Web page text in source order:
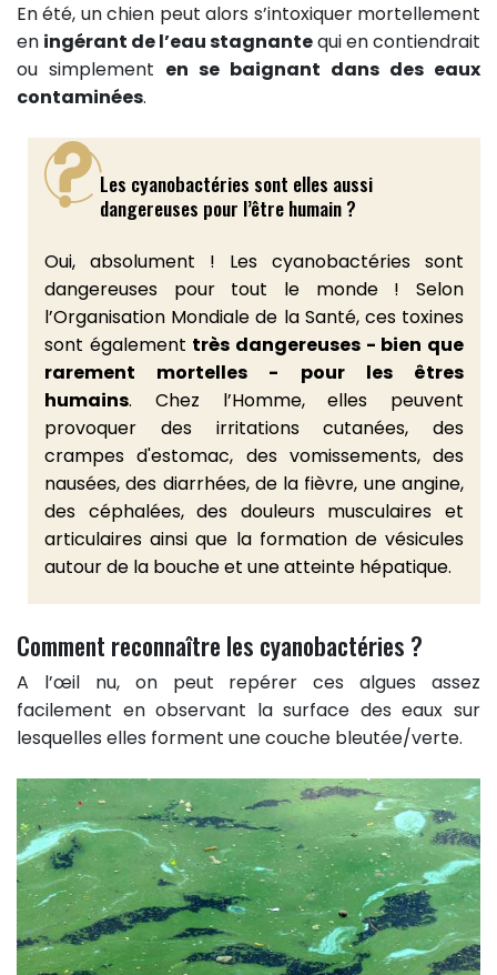
En été, un chien peut alors s’intoxiquer mortellement
en ingérant de l’eau stagnantequi en contiendrait
ou simplement en se baignant dans des eaux
contaminées.
Les cyanobactéries sont elles aussi
dangereuses pour l’être humain ?
Oui, absolument ! Les cyanobactéries sont
dangereuses pour tout le monde ! Selon
l’Organisation Mondiale de la Santé, ces toxines
sont également très dangereuses - bien que
rarement mortelles - pour les êtres
humains. Chez l’Homme, elles peuvent
provoquer des irritations cutanées, des
crampes d'estomac, des vomissements, des
nausées, des diarrhées, de la fièvre, une angine,
des céphalées, des douleurs musculaires et
articulaires ainsi que la formation de vésicules
autour de la bouche et une atteinte hépatique.
Comment reconnaître les cyanobactéries ?
A l’œil nu, on peut repérer ces algues assez
facilement en observant la surface des eaux sur
lesquelles elles forment une couche bleutée/verte.